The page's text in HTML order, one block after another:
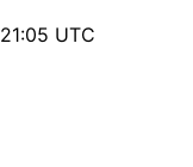
UTC